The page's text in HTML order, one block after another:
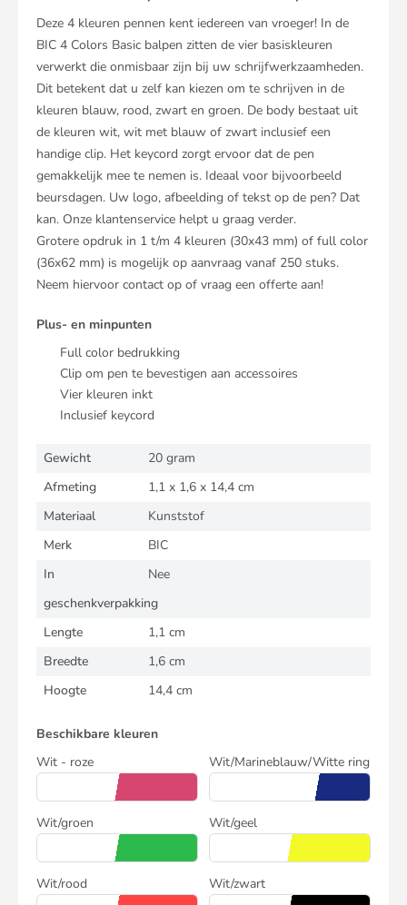
Deze 4 kleuren pennen kent iedereen van vroeger! In de
BIC 4 Colors Basic balpen zitten de vier basiskleuren
verwerkt die onmisbaar zijn bij uw schrijfwerkzaamheden.
Dit betekent dat u zelf kan kiezen om te schrijven in de
kleuren blauw, rood, zwart en groen. De body bestaat uit
de kleuren wit, wit met blauw of zwart inclusief een
handige clip. Het keycord zorgt ervoor dat de pen
gemakkelijk mee te nemen is. Ideaal voor bijvoorbeeld
beursdagen. Uw logo, afbeelding of tekst op de pen? Dat
kan. Onze klantenservice helpt u graag verder.
Grotere opdruk in 1 t/m 4 kleuren (30x43 mm) of full color
(36x62 mm) is mogelijk op aanvraag vanaf 250 stuks.
Neem hiervoor contact op of vraag een offerte aan!
Plus- en minpunten
Full color bedrukking
Clip om pen te bevestigen aan accessoires
Vier kleuren inkt
Inclusief keycord
Gewicht
20 gram
Afmeting
1,1 x 1,6 x 14,4 cm
Materiaal
Kunststof
Merk
BIC
In
geschenkverpakking
Nee
Lengte
1,1 cm
Breedte
1,6 cm
Hoogte
14,4 cm
Beschikbare kleuren
Wit - roze
Wit/Marineblauw/Witte ring
Wit/groen Wit/geel
Wit/rood Wit/zwart